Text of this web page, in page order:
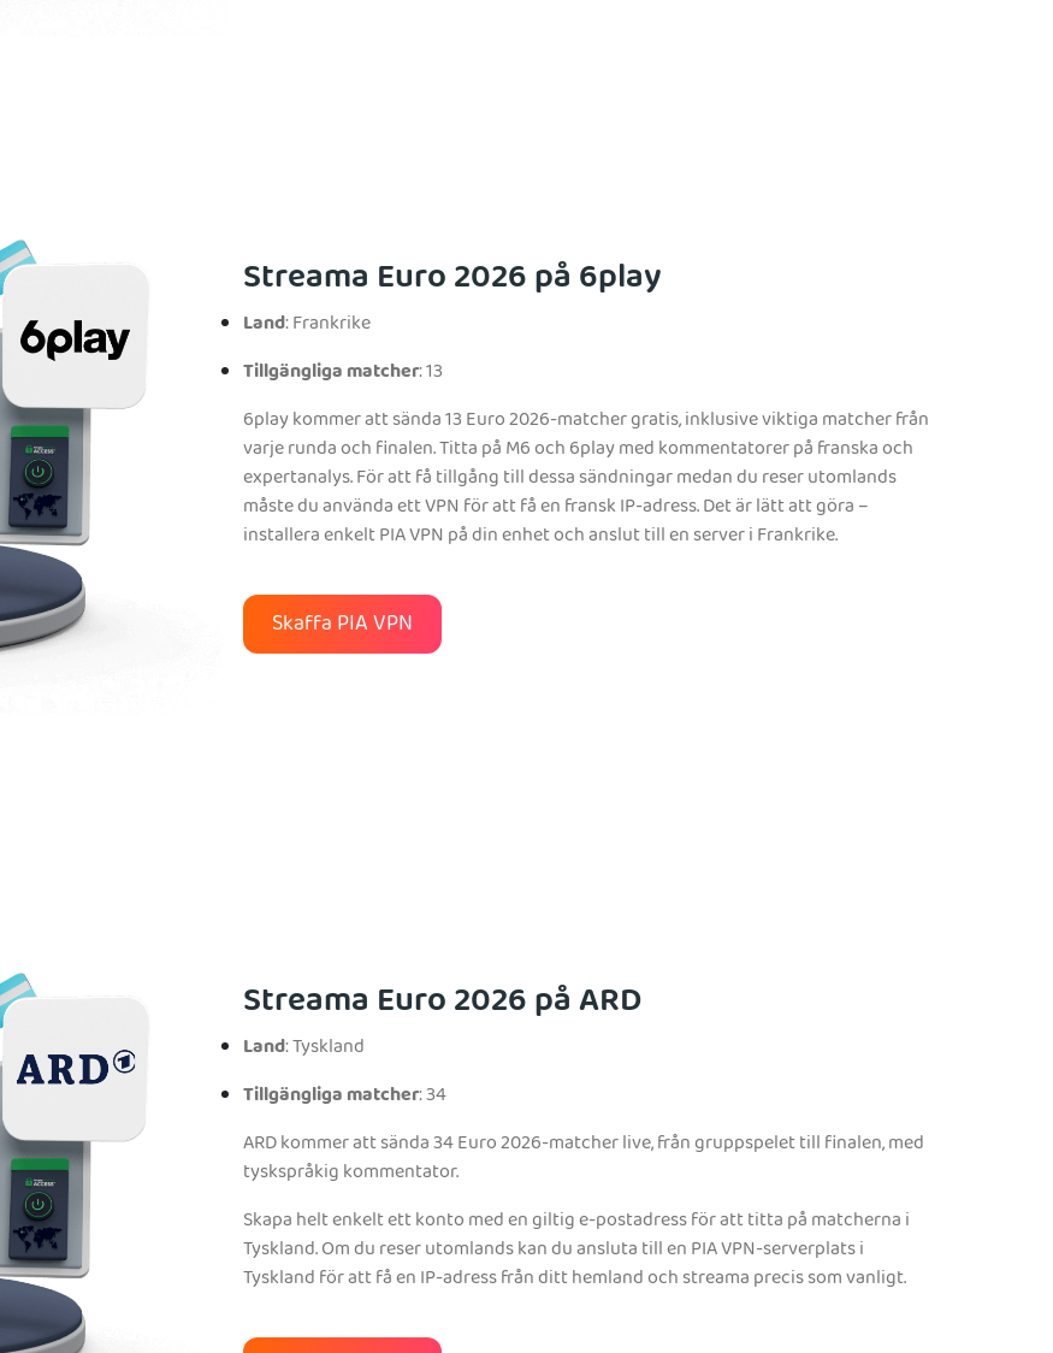
Streama Euro 2026 på 6play
Land: Frankrike
Tillgängliga matcher: 13
6play kommer att sända 13 Euro 2026-matcher gratis, inklusive viktiga matcher från
varje runda och finalen. Titta på M6 och 6play med kommentatorer på franska och
expertanalys. För att få tillgång till dessa sändningar medan du reser utomlands
måste du använda ett VPN för att få en fransk IP-adress. Det är lätt att göra –
installera enkelt PIA VPN på din enhet och anslut till en server i Frankrike.
Skaffa PIA VPN
Streama Euro 2026 på ARD
Land: Tyskland
Tillgängliga matcher: 34
ARD kommer att sända 34 Euro 2026-matcher live, från gruppspelet till finalen, med
tyskspråkig kommentator.
Skapa helt enkelt ett konto med en giltig e-postadress för att titta på matcherna i
Tyskland. Om du reser utomlands kan du ansluta till en PIA VPN-serverplats i
Tyskland för att få en IP-adress från ditt hemland och streama precis som vanligt.